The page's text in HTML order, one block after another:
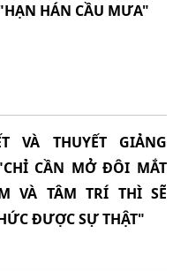
HÁN CẦU MƯA"
VÀ THUYẾT GIẢNG
CẦN MỞ ĐÔI MẮT
VÀ TÂM TRÍ THÌ SẼ
ĐƯỢC SỰ THẬT"